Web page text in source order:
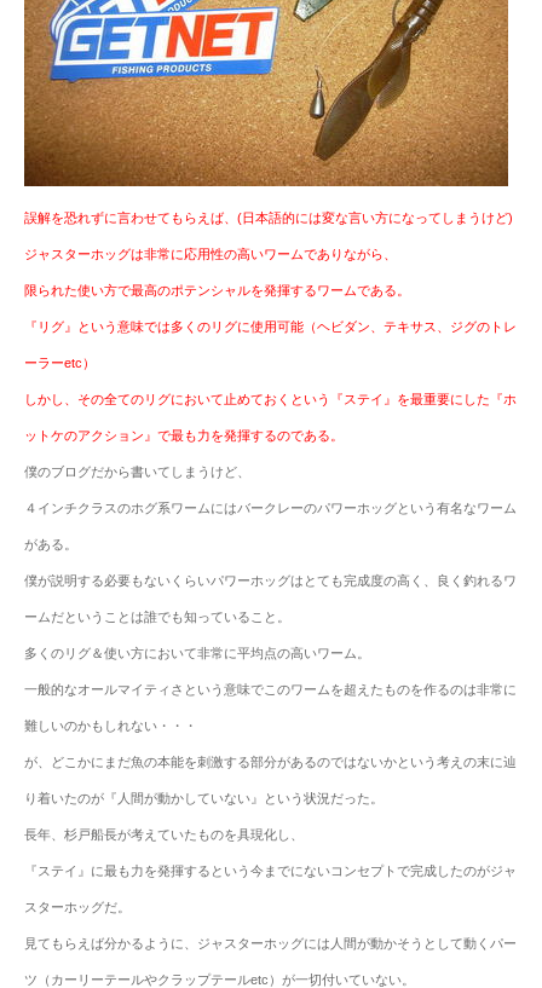
誤解を恐れずに言わせてもらえば、(日本語的には変な言い方になってしまうけど)
ジャスターホッグは非常に応用性の高いワームでありながら、
限られた使い方で最高のポテンシャルを発揮するワームである。
『リグ』という意味では多くのリグに使用可能（ヘビダン、テキサス、ジグのトレ
ーラーetc）
しかし、その全てのリグにおいて止めておくという『ステイ』を最重要にした『ホ
ットケのアクション』で最も力を発揮するのである。
僕のブログだから書いてしまうけど、
４インチクラスのホグ系ワームにはバークレーのパワーホッグという有名なワーム
がある。
僕が説明する必要もないくらいパワーホッグはとても完成度の高く、良く釣れるワ
ームだということは誰でも知っていること。
多くのリグ＆使い方において非常に平均点の高いワーム。
一般的なオールマイティさという意味でこのワームを超えたものを作るのは非常に
難しいのかもしれない・・・
が、どこかにまだ魚の本能を刺激する部分があるのではないかという考えの末に辿
り着いたのが『人間が動かしていない』という状況だった。
長年、杉戸船長が考えていたものを具現化し、
『ステイ』に最も力を発揮するという今までにないコンセプトで完成したのがジャ
スターホッグだ。
見てもらえば分かるように、ジャスターホッグには人間が動かそうとして動くパー
ツ（カーリーテールやクラップテールetc）が一切付いていない。